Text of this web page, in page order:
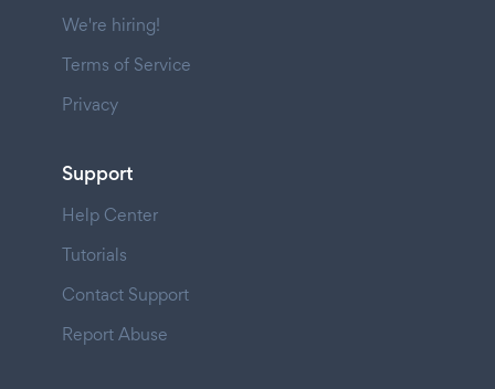
We're hiring!
Terms of Service
Privacy
Support
Help Center
Tutorials
Contact Support
Report Abuse